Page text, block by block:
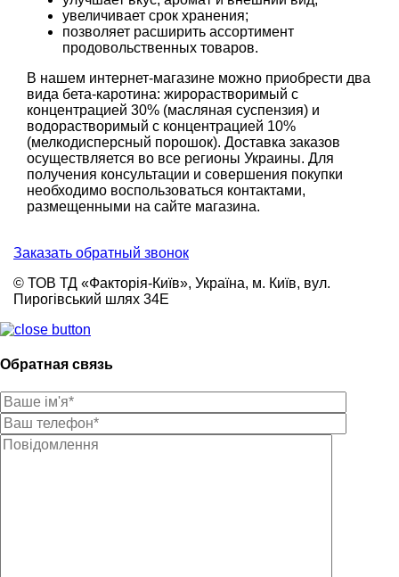
увеличивает срок хранения;
позволяет расширить ассортимент
продовольственных товаров.
В нашем интернет-магазине можно приобрести два
вида бета-каротина: жирорастворимый с
концентрацией 30% (масляная суспензия) и
водорастворимый с концентрацией 10%
(мелкодисперсный порошок). Доставка заказов
осуществляется во все регионы Украины. Для
получения консультации и совершения покупки
необходимо воспользоваться контактами,
размещенными на сайте магазина.
Заказать обратный звонок
© ТОВ ТД «Факторія-Київ», Україна, м. Київ, вул.
Пирогівський шлях 34Е
Обратная связь